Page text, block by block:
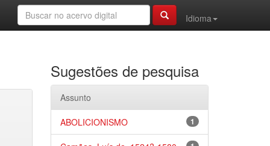
Idioma
Sugestões de pesquisa
Assunto
1
ABOLICIONISMO